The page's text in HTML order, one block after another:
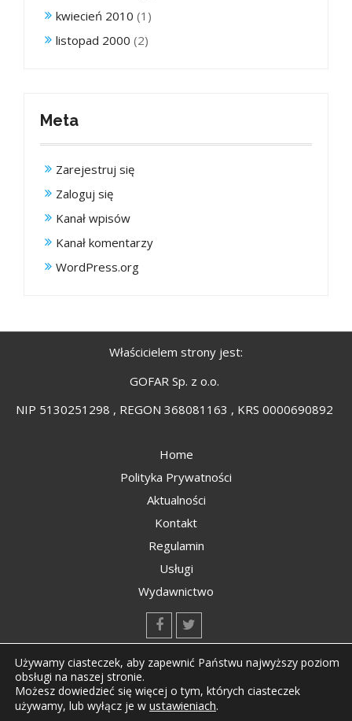
kwiecień 2010 (1)
listopad 2000 (2)
Meta
Zarejestruj się
Zaloguj się
Kanał wpisów
Kanał komentarzy
WordPress.org
Właścicielem strony jest:
GOFAR Sp. z o.o.
NIP 5130251298 , REGON 368081163 , KRS 0000690892
Home
Polityka Prywatności
Aktualności
Kontakt
Regulamin
Usługi
Wydawnictwo
Używamy ciasteczek, aby zapewnić Państwu najwyższy poziom
obsługi na naszej stronie.
Możesz dowiedzieć się więcej o tym, których ciasteczek
używamy, lub wyłącz je w ustawieniach.